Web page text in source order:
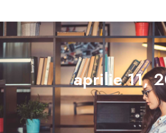
aprilie 11,